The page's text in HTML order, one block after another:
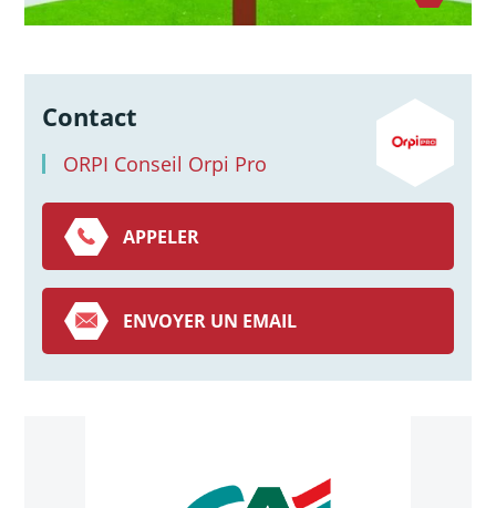
Contact
ORPI Conseil Orpi Pro
APPELER
ENVOYER UN EMAIL